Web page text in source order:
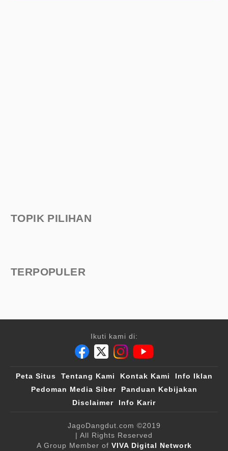
TOPIK PILIHAN
TERPOPULER
Ikuti kami di:
Peta Situs Tentang Kami Kontak Kami
Info Iklan
Pedoman Media Siber
Panduan Kebijakan
Disclaimer
Info Karir
JagoDangdut.com ©2019
| All Rights Reserved
A Group Member of VIVA Digital Network